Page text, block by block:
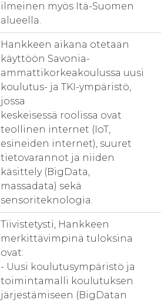
ilmeinen myös Itä-Suomen
alueella.
Hankkeen aikana otetaan
käyttöön Savonia-
ammattikorkeakoulussa uusi
koulutus- ja TKI-ympäristö,
jossa
keskeisessä roolissa ovat
teollinen internet (IoT,
esineiden internet), suuret
tietovarannot ja niiden
käsittely (BigData,
massadata) sekä
sensoriteknologia.
Tiivistetysti, Hankkeen
merkittävimpinä tuloksina
ovat:
- Uusi koulutusympäristö ja
toimintamalli koulutuksen
järjestämiseen (BigDatan